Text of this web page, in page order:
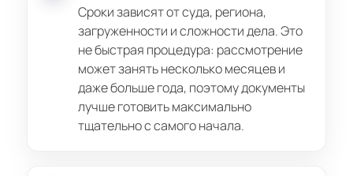
Сроки зависят от суда, региона,
загруженности и сложности дела. Это
не быстрая процедура: рассмотрение
может занять несколько месяцев и
даже больше года, поэтому документы
лучше готовить максимально
тщательно с самого начала.